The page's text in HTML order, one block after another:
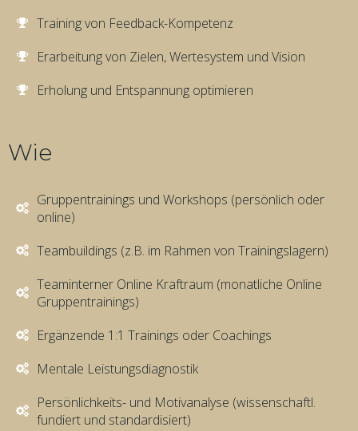
Training von Feedback-Kompetenz
Erarbeitung von Zielen, Wertesystem und Vision
Erholung und Entspannung optimieren
Wie
Gruppentrainings und Workshops (persönlich oder
online)
Teambuildings (z.B. im Rahmen von Trainingslagern)
Teaminterner Online Kraftraum (monatliche Online
Gruppentrainings)
Ergänzende 1:1 Trainings oder Coachings
Mentale Leistungsdiagnostik
Persönlichkeits- und Motivanalyse (wissenschaftl.
fundiert und standardisiert)